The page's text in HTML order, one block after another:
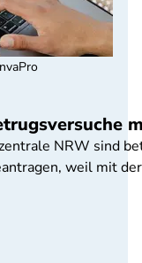
NRW sind
weil mit